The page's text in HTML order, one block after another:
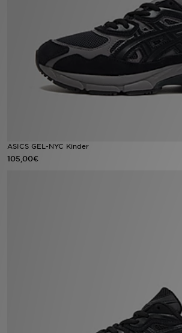
ASICS GEL-NYC Kinder
105,00€
Lade Die APP
Geschenkkarte
Meine Nachrichten